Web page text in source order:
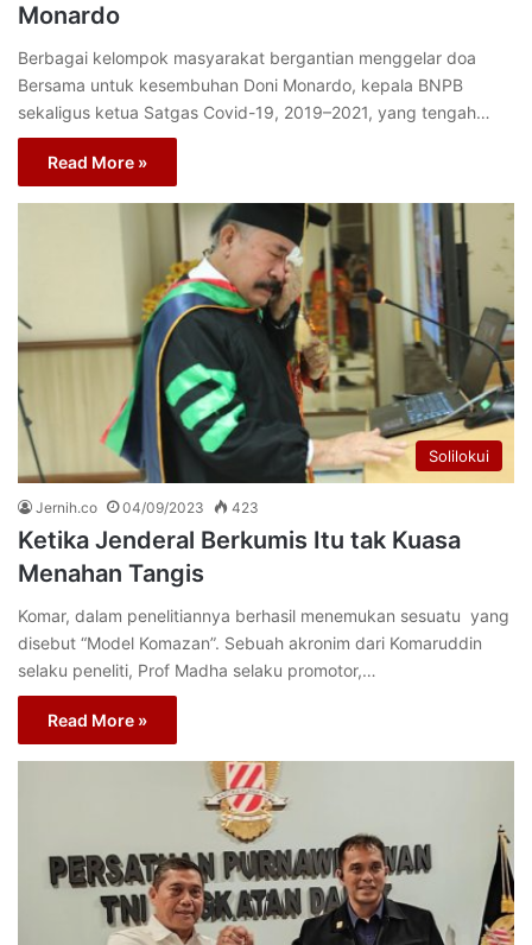
Monardo
Berbagai kelompok masyarakat bergantian menggelar doa
Bersama untuk kesembuhan Doni Monardo, kepala BNPB
sekaligus ketua Satgas Covid-19, 2019–2021, yang tengah…
Read More »
Solilokui
Jernih.co 04/09/2023 423
Ketika Jenderal Berkumis Itu tak Kuasa
Menahan Tangis
Komar, dalam penelitiannya berhasil menemukan sesuatu yang
disebut “Model Komazan”. Sebuah akronim dari Komaruddin
selaku peneliti, Prof Madha selaku promotor,…
Read More »